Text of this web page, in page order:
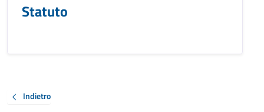
Statuto
Indietro